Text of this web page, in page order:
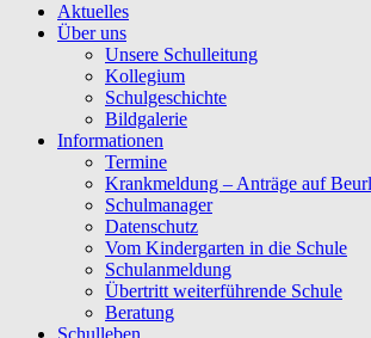
Aktuelles
Über uns
Unsere Schulleitung
Kollegium
Schulgeschichte
Bildgalerie
Informationen
Termine
Krankmeldung – Anträge auf
Schulmanager
Datenschutz
Vom Kindergarten in die Schule
Schulanmeldung
Übertritt weiterführende Schule
Beratung
Schulleben